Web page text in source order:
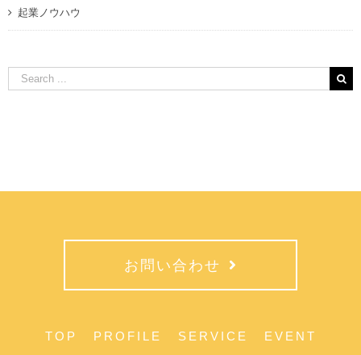
起業ノウハウ
Search
for:
お問い合わせ
TOP PROFILE SERVICE EVENT